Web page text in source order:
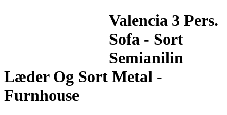
Valencia 3 Pers.
Sofa - Sort
Semianilin
Læder Og Sort Metal -
Furnhouse